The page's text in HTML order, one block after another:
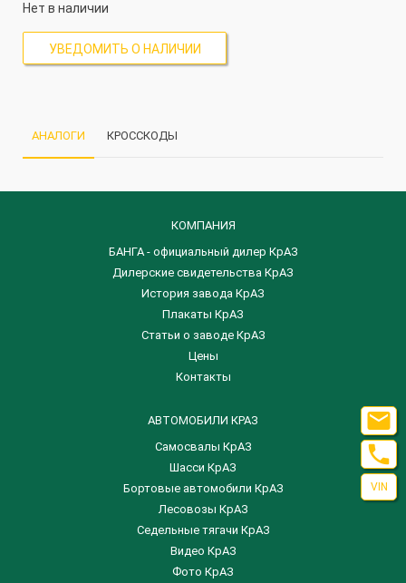
Нет в наличии
УВЕДОМИТЬ О НАЛИЧИИ
АНАЛОГИ КРОССКОДЫ
КОМПАНИЯ
БАНГА - официальный дилер КрАЗ
Дилерские свидетельства КрАЗ
История завода КрАЗ
Плакаты КрАЗ
Статьи о заводе КрАЗ
Цены
Контакты
АВТОМОБИЛИ КРАЗ
Самосвалы КрАЗ
Шасси КрАЗ
Бортовые автомобили КрАЗ
Лесовозы КрАЗ
Седельные тягачи КрАЗ
Видео КрАЗ
Фото КрАЗ


VIN